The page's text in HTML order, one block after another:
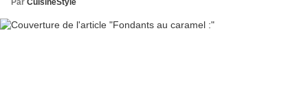
Par CuisineStyle